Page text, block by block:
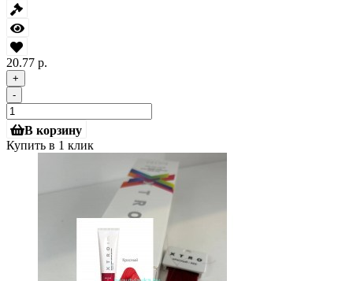
20.77 р.
+
-
В корзину
Купить в 1 клик